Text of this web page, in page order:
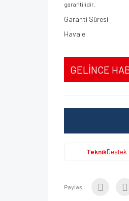
garantilidir.
Garanti Süresi
Havale
GELİNCE
TeknikDestek
Paylaş: